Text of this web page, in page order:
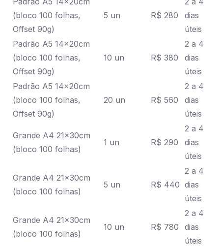
(bloco 100 folhas,
Offset 90g)
5 un R$ 280
dias
úteis
Padrão A5 14x20cm
(bloco 100 folhas,
Offset 90g)
10 un R$ 380
2 a 4
dias
úteis
Padrão A5 14x20cm
(bloco 100 folhas,
Offset 90g)
20 un R$ 560
2 a 4
dias
úteis
Grande A4 21x30cm
(bloco 100 folhas)
1 un R$ 290
2 a 4
dias
úteis
Grande A4 21x30cm
(bloco 100 folhas)
5 un R$ 440
2 a 4
dias
úteis
Grande A4 21x30cm
(bloco 100 folhas)
10 un R$ 780
2 a 4
dias
úteis